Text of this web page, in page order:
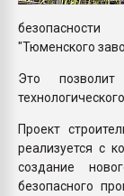
"Тюменского
Это
Проект
реализуется с
создание
безопасного